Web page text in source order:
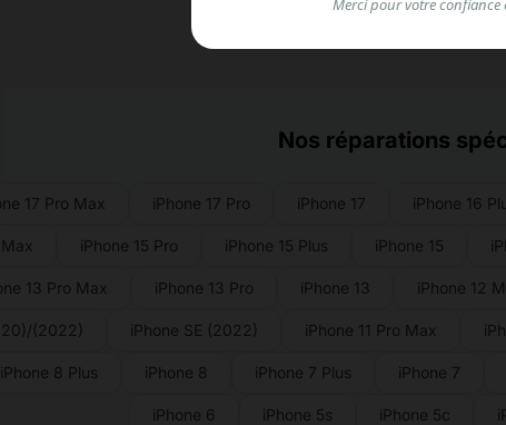
Nos réparations
17 Pro Max iPhone 17 Pro iPhone 17 iPhone 16
iPhone 15 Pro iPhone 15 Plus iPhone 15
13 Pro Max iPhone 13 Pro iPhone 13 iPhone 12
(2022) iPhone SE (2022) iPhone 11 Pro Max
iPhone 8 Plus iPhone 8 iPhone 7 Plus iPhone 7
iPhone 6 iPhone 5s iPhone 5c
Merci pour votre confiance